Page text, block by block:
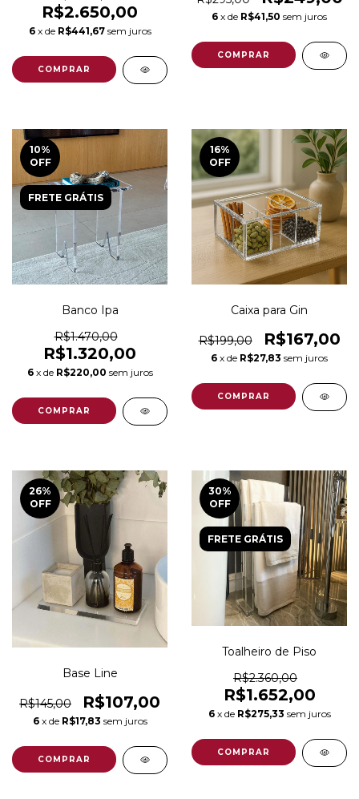
R$2.650,00
6 x de R$441,67 sem juros
6 x de R$41,50 sem juros
10%
OFF
FRETE GRÁTIS
Banco Ipa
R$1.470,00
R$1.320,00
6 x de R$220,00 sem juros
16%
OFF
Caixa para Gin
R$199,00 R$167,00
6 x de R$27,83 sem juros
26%
OFF
Base Line
R$145,00 R$107,00
6 x de R$17,83 sem juros
COMPRAR
30%
OFF
FRETE GRÁTIS
Toalheiro de Piso
R$2.360,00
R$1.652,00
6 x de R$275,33 sem juros